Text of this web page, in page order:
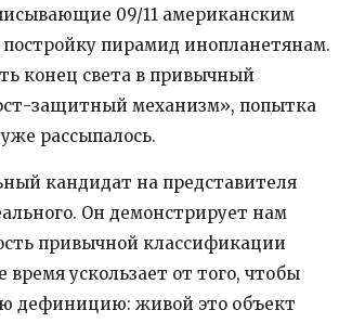
09/11 американским
пирамид инопланетянам.
конец света в привычный
защитный механизм», попытка
рассыпалось.
кандидат на представителя
Он демонстрирует нам
привычной классификации
время ускользает от того, чтобы
дефиницию: живой это объект